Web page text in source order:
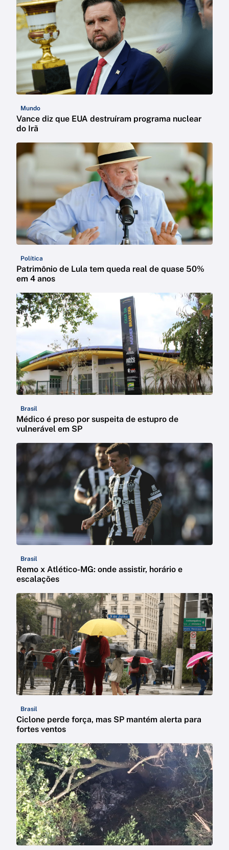
Mundo
Vance diz que EUA destruíram programa nuclear
do Irã
Política
Patrimônio de Lula tem queda real de quase 50%
em 4 anos
Brasil
Médico é preso por suspeita de estupro de
vulnerável em SP
Brasil
Remo x Atlético-MG: onde assistir, horário e
escalações
Brasil
Ciclone perde força, mas SP mantém alerta para
fortes ventos